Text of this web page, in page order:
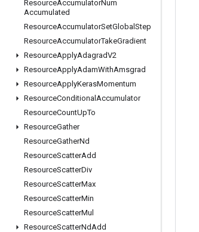
ResourceAccumulatorNum
Accumulated
ResourceAccumulatorSetGlobal Step
ResourceAccumulatorTakeGradient
ResourceApplyAdagradV2
ResourceApplyAdamWithAmsgrad
ResourceApplyKerasMomentum
ResourceConditional Accumulator
ResourceCountUpTo
ResourceGather
ResourceGatherNd
ResourceScatterAdd
ResourceScatterDiv
ResourceScatterMax
ResourceScatterMin
ResourceScatterMul
ResourceScatterNdAdd